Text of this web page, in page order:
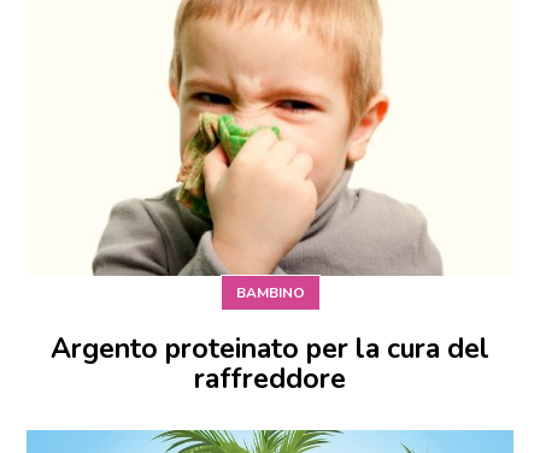
BAMBINO
Argento proteinato per la cura del
raffreddore